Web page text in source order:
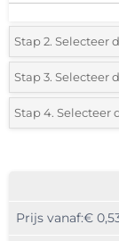
Stap 2. Selecteer
*Selecteer de
1 Kleur (Aan
3 Kleuren (Aan
Stap 3. Selecteer
*Selecteer uit de
100
Stap 4. Selecteer
Prijs vanaf:€